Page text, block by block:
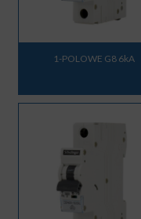
1-POLOWE G8 6kA